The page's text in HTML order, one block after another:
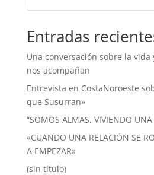
Entradas
Una conversación sobre la
nos acompañan
Entrevista en CostaNoroeste
que Susurran»
“SOMOS ALMAS, VIVIENDO
«CUANDO UNA RELACIÓN SE
A EMPEZAR»
(sin título)